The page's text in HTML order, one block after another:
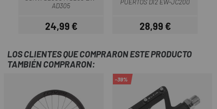
AD305
Precio
24,99 € Precio
28,99 €
LOS CLIENTES QUE COMPRARON ESTE PRODUCTO
TAMBIÉN COMPRARON:
-39%